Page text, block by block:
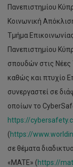
Πανεπιστημίου
Κοινωνική
Τμήμα
Πανεπιστημίου
σπουδών στις Νέες
καθώς και πτυχίο
συνεργαστεί σε
οποίων το
https://
(https://
σε θέματα
«MATE» (https://